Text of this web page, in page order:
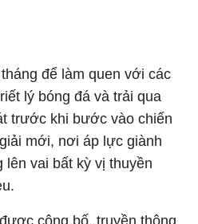
để làm quen với các
lý bóng đá và trải qua
trước khi bước vào chiến
mới, nơi áp lực giành
lên vai bất kỳ vị thuyền
công bố, truyền thông